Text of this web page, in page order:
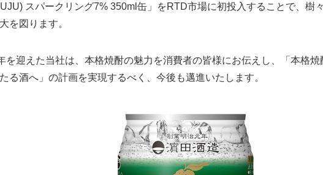
スパークリング7% 350ml缶」をRTD市場に初投入することで、樹
を図ります。
を迎えた当社は、本格焼酎の魅力を消費者の皆様にお伝えし、「本格
る酒へ」の計画を実現するべく、今後も邁進いたします。